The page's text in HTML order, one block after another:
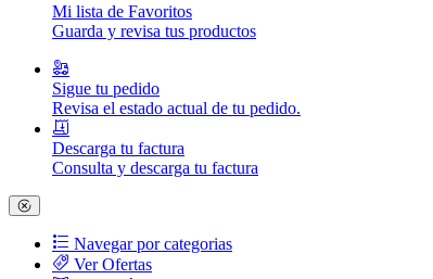
Mi lista de Favoritos
Guarda y revisa tus productos
Sigue tu pedido
Revisa el estado actual de tu pedido.
Descarga tu factura
Consulta y descarga tu factura
Navegar por categorias
Ver Ofertas